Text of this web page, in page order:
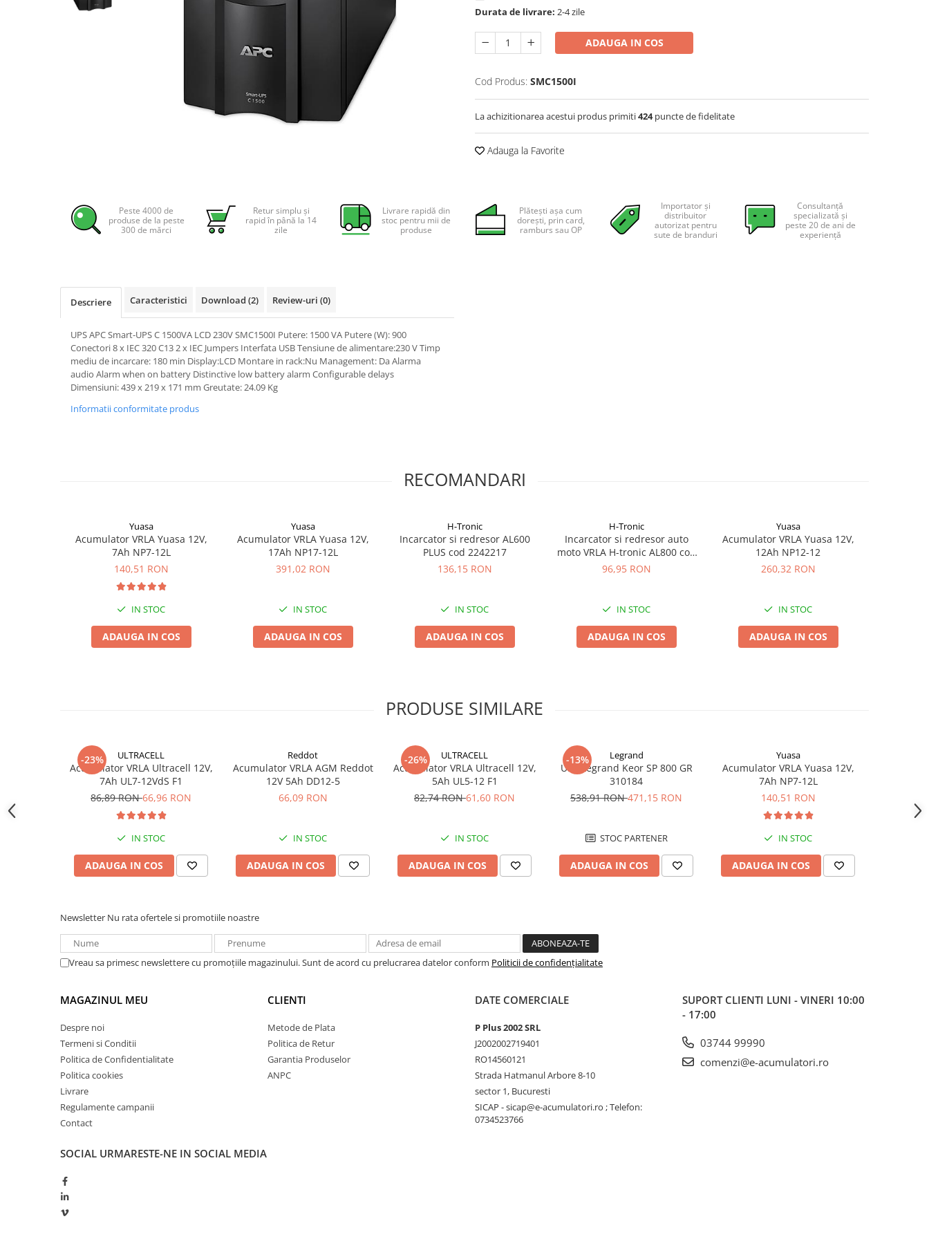
Incarcatoare acumulatori
Controlere solare
Pachete complete stocare energie
Sisteme de Stocare Comerciale
Sisteme fotovoltaice complete
Sisteme fotovoltaice de putere
Prize de incarcare vehicule
Turbine eoliene pentru casă
Acumulatori VRLA AGM/GEL /
SLA AGM (Sealed Lead Acid)
Deep Cycle - Tractiune/Semi-
Marine & Caravan
Sisteme de management (BMS)
Redresoare, incarcatoare si testere
Redresoare auto, moto, barci si
sisteme de urgenta - acumulator
UPS Calculatoare si Servere
UPS Trifazat
Stabilizatoare Tensiune
PDUs unitati de distributie a
energiei electrice
Cabinete baterii
Drumetii / Camping
Facebook
Durata de livrare: 2-4 zile
ADAUGA IN COS
Cod Produs: SMC1500I
La achizitionarea acestui produs primiti424puncte de fidelitate
Adauga la Favorite
Peste 4000 de
produse de la peste
300 de mărci
Retur simplu și
rapid în până la 14
zile
Livrare rapidă din
stoc pentru mii de
produse
Plătești așa cum
dorești, prin card,
ramburs sau OP
Importator și
distribuitor
autorizat pentru
sute de branduri
Consultanță
specializată și
peste 20 de ani de
experiență
Descriere Caracteristici Download (2) Review-uri (0)
UPS APC Smart-UPS C 1500VA LCD 230V SMC1500I Putere: 1500 VA Putere (W): 900
Conectori 8 x IEC 320 C13 2 x IEC Jumpers Interfata USB Tensiune de alimentare:230 V Timp
mediu de incarcare: 180 min Display:LCD Montare in rack:Nu Management: Da Alarma
audio Alarm when on battery Distinctive low battery alarm Configurable delays
Dimensiuni: 439 x 219 x 171 mm Greutate: 24.09 Kg
Informatii conformitate produs
RECOMANDARI
Yuasa
Acumulator VRLA Yuasa 12V,
7Ah NP7-12L
140,51 RON
IN STOC
ADAUGA IN COS
Yuasa
Acumulator VRLA Yuasa 12V,
17Ah NP17-12L
391,02 RON
IN STOC
ADAUGA IN COS
H-Tronic
Incarcator si redresor AL600
PLUS cod 2242217
136,15 RON
IN STOC
ADAUGA IN COS
H-Tronic
Incarcator si redresor auto
moto VRLA H-tronic AL800 cod
2243218
96,95 RON
IN STOC
ADAUGA IN COS
Yuasa
Acumulator VRLA Yuasa 12V,
12Ah NP12-12
260,32 RON
IN STOC
ADAUGA IN COS
PRODUSE SIMILARE
-23% ULTRACELL
Acumulator VRLA Ultracell 12V,
7Ah UL7-12VdS F1
86,89 RON66,96 RON
IN STOC
ADAUGA IN COS
Reddot
Acumulator VRLA AGM Reddot
12V 5Ah DD12-5
66,09 RON
IN STOC
ADAUGA IN COS
-26% ULTRACELL
Acumulator VRLA Ultracell 12V,
5Ah UL5-12 F1
82,74 RON61,60 RON
IN STOC
ADAUGA IN COS
-13% Legrand
UPS Legrand Keor SP 800 GR
310184
538,91 RON471,15 RON
STOC PARTENER
ADAUGA IN COS
Yuasa
Acumulator VRLA Yuasa 12V,
7Ah NP7-12L
140,51 RON
IN STOC
ADAUGA IN COS
Newsletter Nu rata ofertele si promotiile noastre
Vreau sa primesc newslettere cu promoțiile magazinului. Sunt de acord cu prelucrarea datelor conform Politicii de confidențialitate
MAGAZINUL MEU
Despre noi
Termeni si Conditii
Politica de Confidentialitate
Politica cookies
Livrare
Regulamente campanii
Contact
CLIENTI
Metode de Plata
Politica de Retur
Garantia Produselor
ANPC
DATE COMERCIALE
P Plus 2002 SRL
J2002002719401
RO14560121
Strada Hatmanul Arbore 8-10
sector 1, Bucuresti
SICAP - sicap@e-acumulatori.ro ; Telefon:
0734523766
SUPORT CLIENTI LUNI - VINERI 10:00
- 17:00
03744 99990
comenzi@e-acumulatori.ro
SOCIAL URMARESTE-NE IN SOCIAL MEDIA